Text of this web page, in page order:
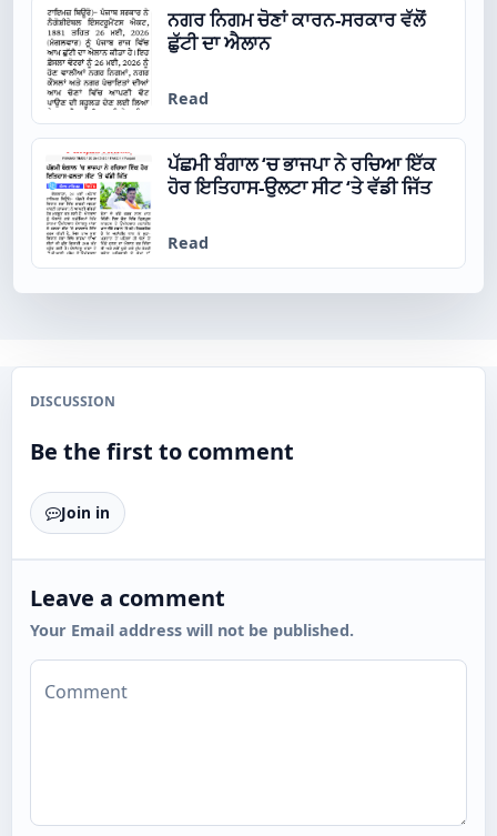
ਨਗਰ ਨਿਗਮ ਚੋਣਾਂ ਕਾਰਨ-ਸਰਕਾਰ ਵੱਲੋਂ
ਛੁੱਟੀ ਦਾ ਐਲਾਨ
Read
ਪੱਛਮੀ ਬੰਗਾਲ ‘ਚ ਭਾਜਪਾ ਨੇ ਰਚਿਆ ਇੱਕ
ਹੋਰ ਇਤਿਹਾਸ-ਉਲਟਾ ਸੀਟ ‘ਤੇ ਵੱਡੀ ਜਿੱਤ
Read
DISCUSSION
Be the first to comment
Join in
Leave a comment
Your Email address will not be published.
Comment